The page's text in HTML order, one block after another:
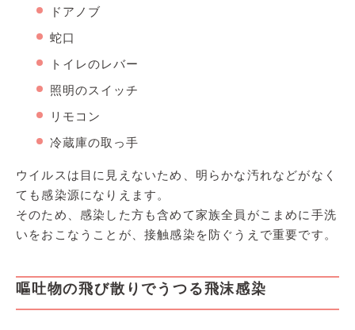
ドアノブ
蛇口
トイレのレバー
照明のスイッチ
リモコン
冷蔵庫の取っ手
ウイルスは目に見えないため、明らかな汚れなどがなく
ても感染源になりえます。
そのため、感染した方も含めて家族全員がこまめに手洗
いをおこなうことが、接触感染を防ぐうえで重要です。
嘔吐物の飛び散りでうつる飛沫感染